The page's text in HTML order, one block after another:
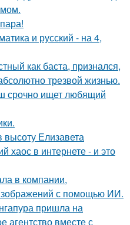
и русский - на 4,
как баста, признался,
трезвой жизнью.
срочно ищет любящий
высоту Елизавета
хаос в интернете - и это
в компании,
с помощью ИИ.
пришла на
агентство вместе с